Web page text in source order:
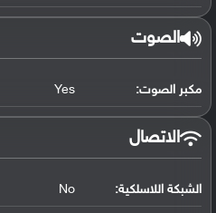
الصوت
مكبر الصوت: Yes
الاتصال
الشبكة اللاسلكية: No